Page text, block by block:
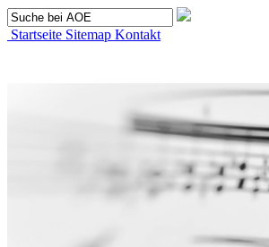
Startseite Sitemap Kontakt